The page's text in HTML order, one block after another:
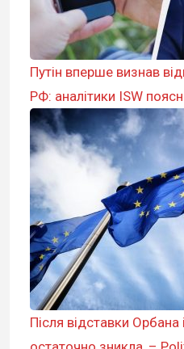
Путін вперше визнав
РФ: аналітики ISW
Після відставки